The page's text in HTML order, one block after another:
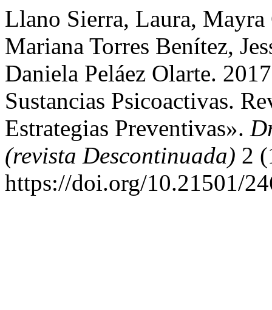
Llano Sierra, Laura,
Mariana Torres Benítez,
Daniela Peláez Olarte.
Sustancias Psicoactivas.
Estrategias Preventivas».
(revista Descontinuada) 2
https://doi.org/10.21501/